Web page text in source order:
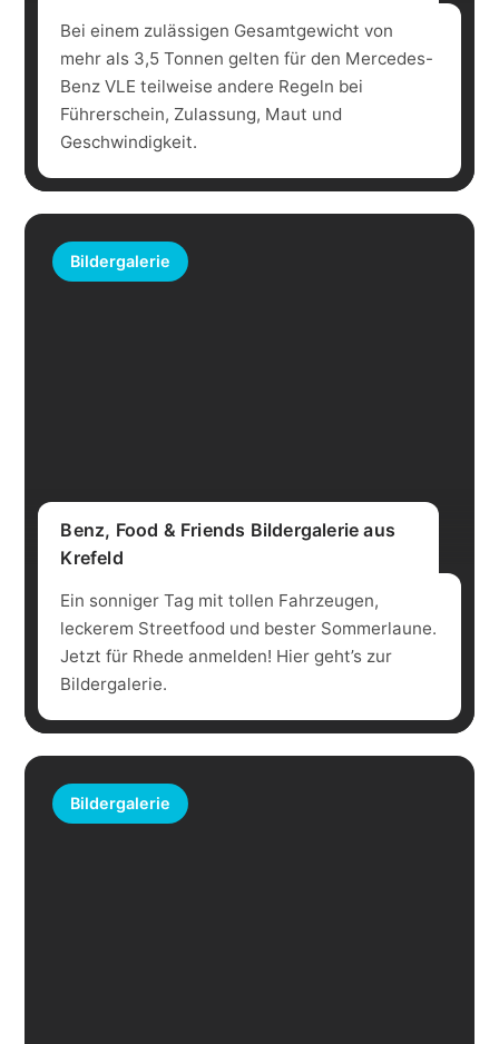
Bei einem zulässigen Gesamtgewicht von
mehr als 3,5 Tonnen gelten für den Mercedes-
Benz VLE teilweise andere Regeln bei
Führerschein, Zulassung, Maut und
Geschwindigkeit.
Bildergalerie
Benz, Food & Friends Bildergalerie aus
Krefeld
Ein sonniger Tag mit tollen Fahrzeugen,
leckerem Streetfood und bester Sommerlaune.
Jetzt für Rhede anmelden! Hier geht’s zur
Bildergalerie.
Bildergalerie